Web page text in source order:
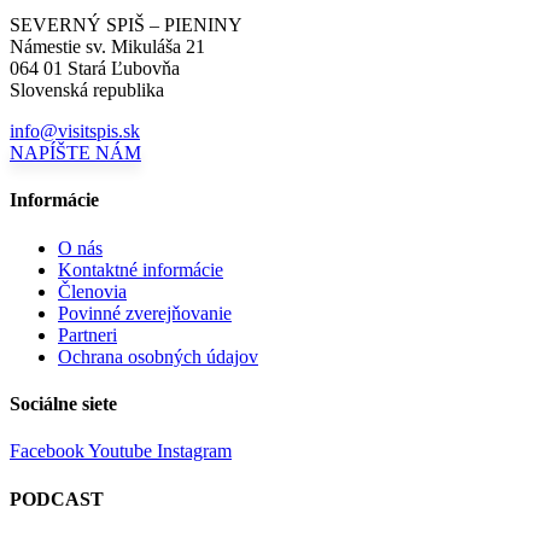
SEVERNÝ SPIŠ – PIENINY
Námestie sv. Mikuláša 21
064 01 Stará Ľubovňa
Slovenská republika
info@visitspis.sk
NAPÍŠTE NÁM
Informácie
O nás
Kontaktné informácie
Členovia
Povinné zverejňovanie
Partneri
Ochrana osobných údajov
Sociálne siete
FacebookYoutube Instagram
PODCAST